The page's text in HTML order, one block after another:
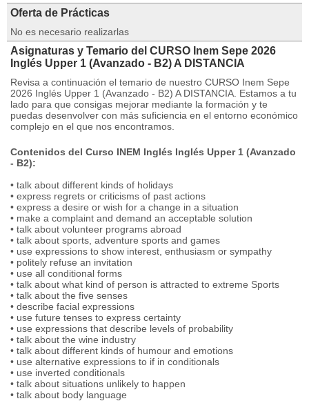
Oferta de Prácticas
No es necesario realizarlas
Asignaturas y Temario del CURSO Inem Sepe 2026
Inglés Upper 1 (Avanzado - B2) A DISTANCIA
Revisa a continuación el temario de nuestro CURSO Inem Sepe
2026 Inglés Upper 1 (Avanzado - B2) A DISTANCIA. Estamos a tu
lado para que consigas mejorar mediante la formación y te
puedas desenvolver con más suficiencia en el entorno económico
complejo en el que nos encontramos.
Contenidos del Curso INEM Inglés Inglés Upper 1 (Avanzado
- B2):
• talk about different kinds of holidays
• express regrets or criticisms of past actions
• express a desire or wish for a change in a situation
• make a complaint and demand an acceptable solution
• talk about volunteer programs abroad
• talk about sports, adventure sports and games
• use expressions to show interest, enthusiasm or sympathy
• politely refuse an invitation
• use all conditional forms
• talk about what kind of person is attracted to extreme Sports
• talk about the five senses
• describe facial expressions
• use future tenses to express certainty
• use expressions that describe levels of probability
• talk about the wine industry
• talk about different kinds of humour and emotions
• use alternative expressions to if in conditionals
• use inverted conditionals
• talk about situations unlikely to happen
• talk about body language